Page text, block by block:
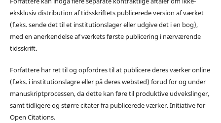
eksklusiv distribution af tidsskriftets publicerede version af værket
(f.eks. sende det til et institutionslager eller udgive det i en bog),
med en anerkendelse af værkets første publicering i nærværende
tidsskrift.
Forfattere har ret til og opfordres til at publicere deres værker online
(f.eks. i institutionslagre eller på deres websted) forud for og under
manuskriptprocessen, da dette kan føre til produktive udvekslinger,
samt tidligere og større citater fra publicerede værker. Initiative for
Open Citations.